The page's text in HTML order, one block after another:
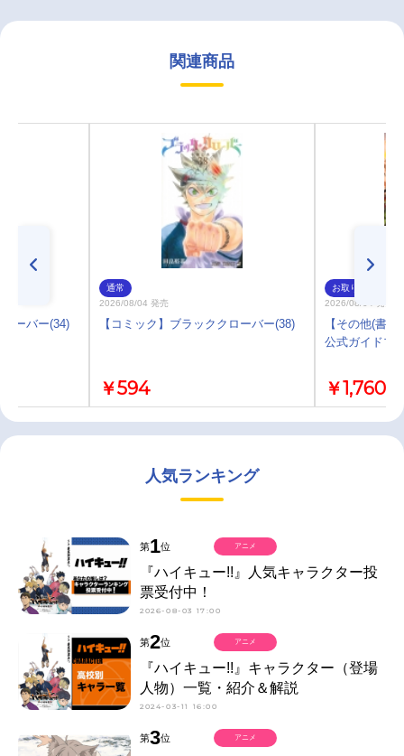
関連商品
ーバー(34)
通常
2026/08/04 発売
【コミック】ブラッククローバー(38)
￥594
お取り寄せ
2026/08/04 発売
【その他(書
公式ガイドブ
￥1,760
人気ランキング
第1位
『ハイキュー!!』人気キャラクター投
票受付中！
2026-08-03 17:00
アニメ
第2位
『ハイキュー!!』キャラクター（登場
人物）一覧・紹介＆解説
2024-03-11 16:00
アニメ
第3位 アニメ